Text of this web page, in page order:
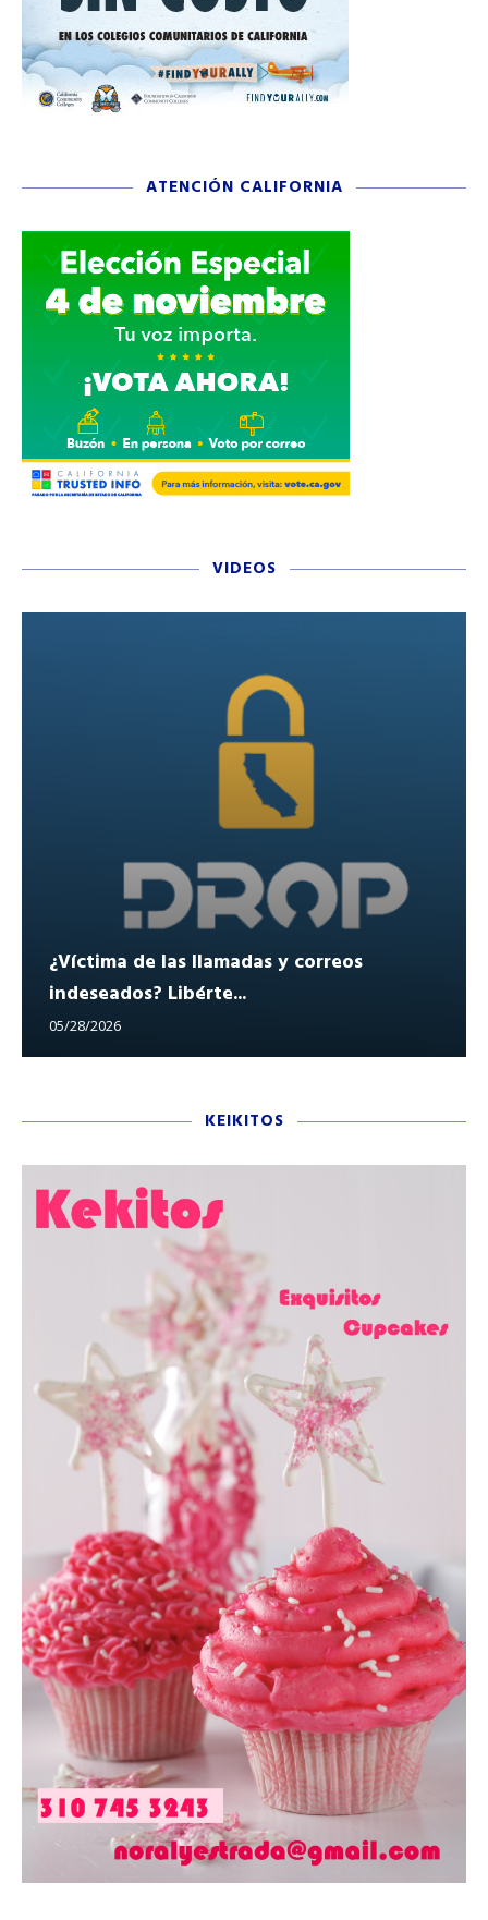
ATENCIÓN CALIFORNIA
VIDEOS
¿Víctima de las llamadas y correos
indeseados? Libérte...
05/28/2026
KEIKITOS